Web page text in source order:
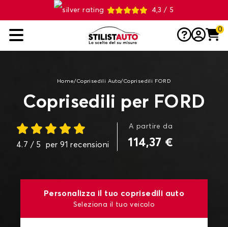
4,3 / 5
0
Home/ Coprisedili Auto/ Coprisedili FORD
Coprisedili per FORD
4.7 / 5 per 91 recensioni
A partire da
114,37 €
Personalizza il tuo coprisedili auto
Seleziona il tuo veicolo